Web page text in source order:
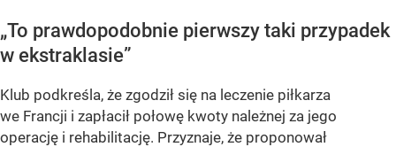
„To prawdopodobnie pierwszy taki przypadek
w ekstraklasie”
Klub podkreśla, że zgodził się na leczenie piłkarza
we Francji i zapłacił połowę kwoty należnej za jego
operację i rehabilitację. Przyznaje, że proponował